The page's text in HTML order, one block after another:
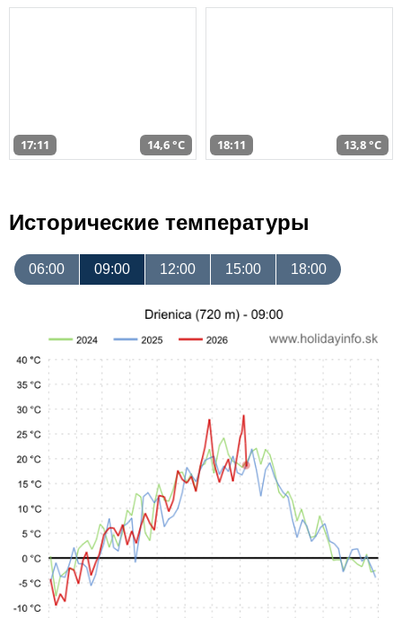
17:11 14,6 °C 18:11 13,8 °C
Исторические температуры
06:00 09:00 12:00 15:00 18:00